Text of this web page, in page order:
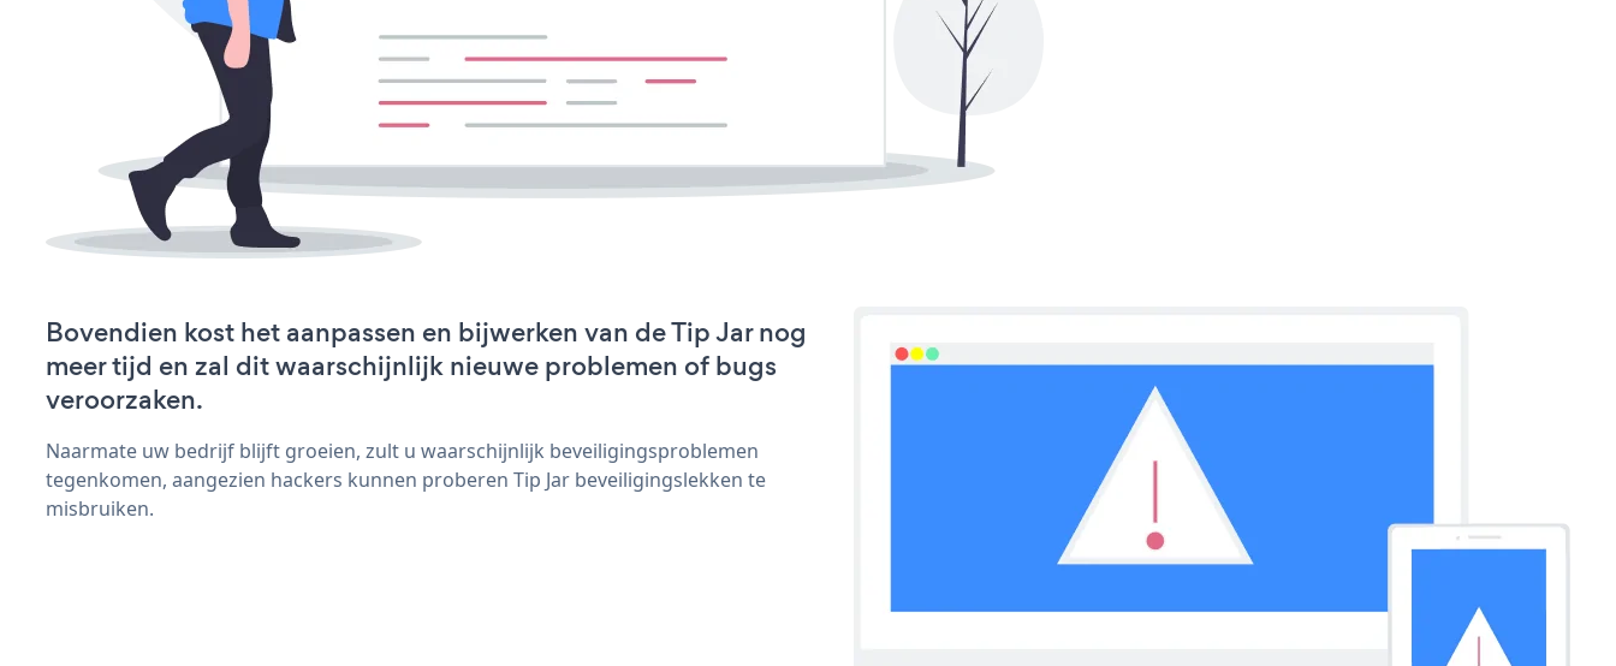
Bovendien kost het aanpassen en bijwerken van de Tip Jar nog
meer tijd en zal dit waarschijnlijk nieuwe problemen of bugs
veroorzaken.
Naarmate uw bedrijf blijft groeien, zult u waarschijnlijk beveiligingsproblemen
tegenkomen, aangezien hackers kunnen proberen Tip Jar beveiligingslekken te
misbruiken.